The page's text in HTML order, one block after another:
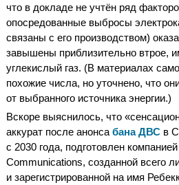
что в докладе не учтён ряд
опосредованные выбросы
связаны с его производством)
завышены приблизительно втрое,
углекислый газ. (В материалах
похожие числа, но уточнено, что
от выбранного источника энергии.)
Вскоре выяснилось, что
аккурат после анонса бана ДВС в
с 2030 года, подготовлен
Communications, созданной всего
и зарегистрированной на имя